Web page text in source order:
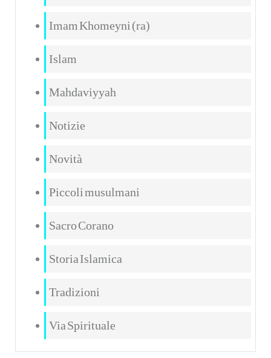
Imam Khomeyni (ra)
Islam
Mahdaviyyah
Notizie
Novità
Piccoli musulmani
Sacro Corano
Storia Islamica
Tradizioni
Via Spirituale